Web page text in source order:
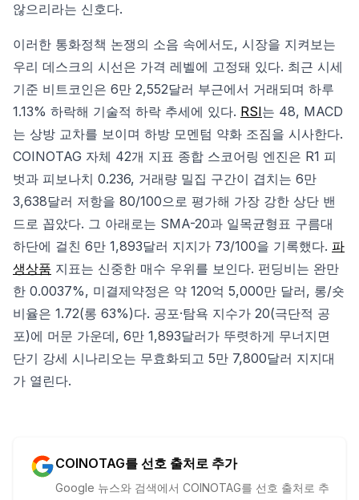
않으리라는 신호다.
이러한 통화정책 논쟁의 소음 속에서도, 시장을 지켜보는
우리 데스크의 시선은 가격 레벨에 고정돼 있다. 최근 시세
기준 비트코인은 6만 2,552달러 부근에서 거래되며 하루
1.13% 하락해 기술적 하락 추세에 있다. RSI는 48, MACD
는 상방 교차를 보이며 하방 모멘텀 약화 조짐을 시사한다.
COINOTAG 자체 42개 지표 종합 스코어링 엔진은 R1 피
벗과 피보나치 0.236, 거래량 밀집 구간이 겹치는 6만
3,638달러 저항을 80/100으로 평가해 가장 강한 상단 밴
드로 꼽았다. 그 아래로는 SMA-20과 일목균형표 구름대
하단에 걸친 6만 1,893달러 지지가 73/100을 기록했다. 파
생상품 지표는 신중한 매수 우위를 보인다. 펀딩비는 완만
한 0.0037%, 미결제약정은 약 120억 5,000만 달러, 롱/숏
비율은 1.72(롱 63%)다. 공포·탐욕 지수가 20(극단적 공
포)에 머문 가운데, 6만 1,893달러가 뚜렷하게 무너지면
단기 강세 시나리오는 무효화되고 5만 7,800달러 지지대
가 열린다.
COINOTAG를 선호 출처로 추가
Google 뉴스와 검색에서 COINOTAG를 선호 출처로 추